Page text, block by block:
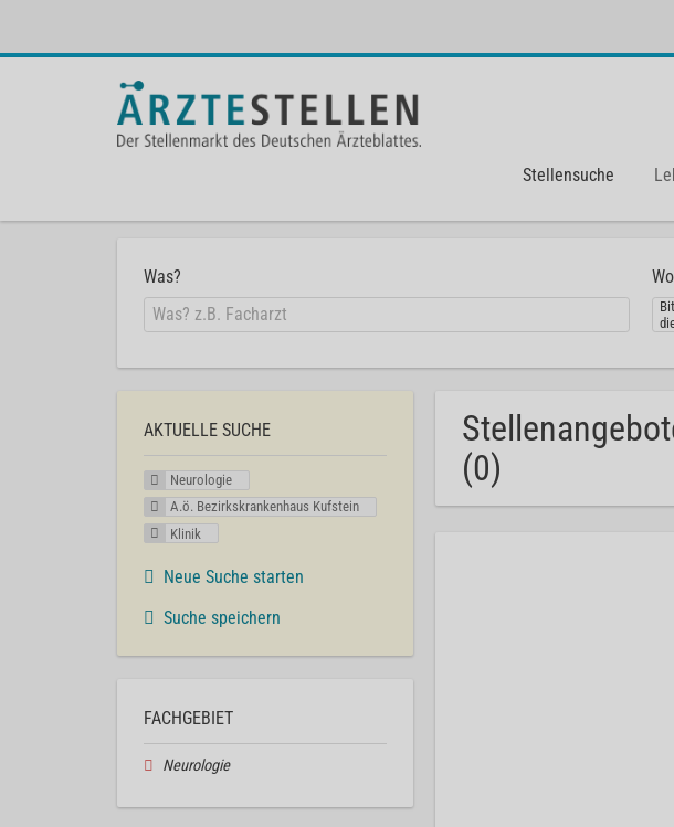
Stellensuche
Was?
(0)
AKTUELLE SUCHE
Neurologie
A.ö. Bezirkskrankenhaus Kufstein
Klinik
Neue Suche starten
Suche speichern
FACHGEBIET
Neurologie